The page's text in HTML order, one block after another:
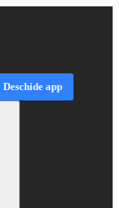
Deschide app